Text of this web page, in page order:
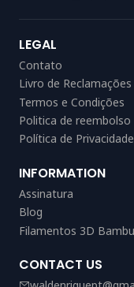
LEGAL
Contato
Livro de Reclamações
Termos e Condições
Politica de reembolso
Política de Privacidade
INFORMATION
Assinatura
Blog
Filamentos 3D
CONTACT US